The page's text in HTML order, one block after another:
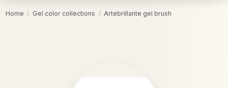
Home Gel color collections Artebrillante gel brush